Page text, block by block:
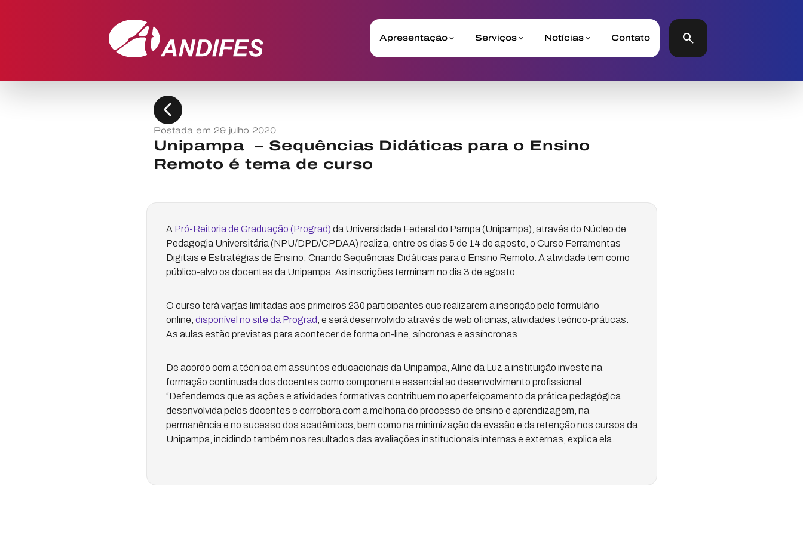
Apresentação Serviços Notícias Contato search
chevron_left
Postada em 29 julho 2020
Unipampa – Sequências Didáticas para o Ensino
Remoto é tema de curso
A Pró-Reitoria de Graduação (Prograd) da Universidade Federal do Pampa (Unipampa), através do Núcleo de
Pedagogia Universitária (NPU/DPD/CPDAA) realiza, entre os dias 5 de 14 de agosto, o Curso Ferramentas
Digitais e Estratégias de Ensino: Criando Seqüências Didáticas para o Ensino Remoto. A atividade tem como
público-alvo os docentes da Unipampa. As inscrições terminam no dia 3 de agosto.
O curso terá vagas limitadas aos primeiros 230 participantes que realizarem a inscrição pelo formulário
online, disponível no site da Prograd , e será desenvolvido através de web oficinas, atividades teórico-práticas.
As aulas estão previstas para acontecer de forma on-line, síncronas e assíncronas.
De acordo com a técnica em assuntos educacionais da Unipampa, Aline da Luz a instituição investe na
formação continuada dos docentes como componente essencial ao desenvolvimento profissional.
“Defendemos que as ações e atividades formativas contribuem no aperfeiçoamento da prática pedagógica
desenvolvida pelos docentes e corrobora com a melhoria do processo de ensino e aprendizagem, na
permanência e no sucesso dos acadêmicos, bem como na minimização da evasão e da retenção nos cursos da
Unipampa, incidindo também nos resultados das avaliações institucionais internas e externas, explica ela.